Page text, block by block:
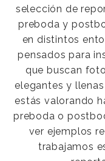
selección de
preboda y
en distintos
pensados para
que buscan
elegantes y
estás valorando
preboda o
ver ejemplos
trabajamos